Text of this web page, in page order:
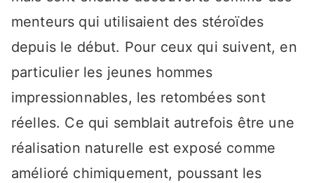
menteurs qui utilisaient des stéroïdes
depuis le début. Pour ceux qui suivent, en
particulier les jeunes hommes
impressionnables, les retombées sont
réelles. Ce qui semblait autrefois être une
réalisation naturelle est exposé comme
amélioré chimiquement, poussant les